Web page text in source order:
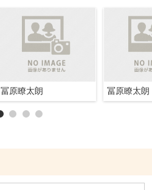
冨原瞭太朗 冨原瞭太朗